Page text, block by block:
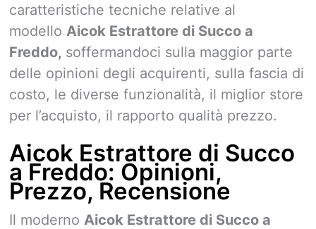
caratteristiche tecniche relative al
modello Aicok Estrattore di Succo a
Freddo, soffermandoci sulla maggior parte
delle opinioni degli acquirenti, sulla fascia di
costo, le diverse funzionalità, il miglior store
per l’acquisto, il rapporto qualità prezzo.
Aicok Estrattore di Succo
a Freddo: Opinioni,
Prezzo, Recensione
Il moderno Aicok Estrattore di Succo a